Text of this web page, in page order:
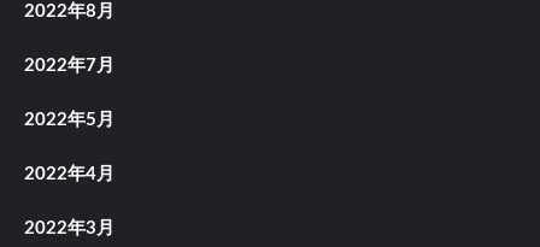
2022年8月
2022年7月
2022年5月
2022年4月
2022年3月